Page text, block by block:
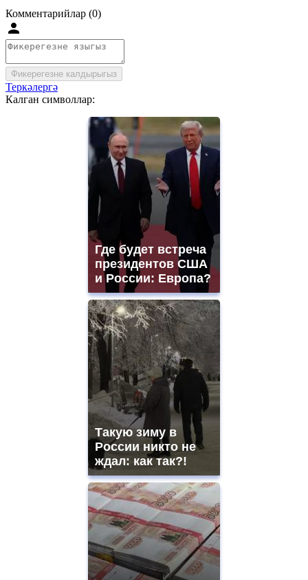
Комментарийлар (0)
Фикерегезне калдырыгыз
Теркәлергә
Калган символлар:
Где будет встреча
президентов США
и России: Европа?
Такую зиму в
России никто не
ждал: как так?!